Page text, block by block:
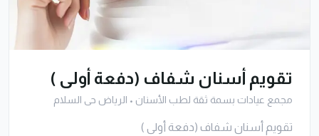
تقويم أسنان شفاف (دفعة أولى )
مجمع عيادات بسمة ثقة لطب الأسنان • الرياض حى السلام
تقويم أسنان شفاف (دفعة أولى )